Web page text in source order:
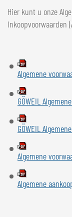
GÖWEIL
DEUTSCH
NEDERLANDS
BELGIË
GÖWEIL BNL
NEDERLANDS
FRANÇAIS
DEUTSCH
ZWITSERLAND
Hier kunt u onze
Inkoopvoorwaarden
Algemene
GÖWEIL
GÖWEIL
Algemene
Algemene